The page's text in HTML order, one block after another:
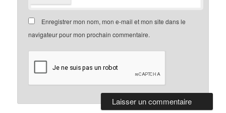
Enregistrer mon nom, mon e-mail et mon site dans le
navigateur pour mon prochain commentaire.